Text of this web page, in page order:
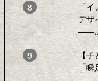
「
デザ
【
「